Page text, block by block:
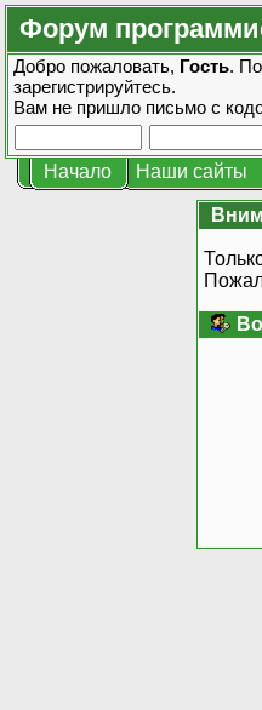
Форум
Добро пожаловать, Гость.
зарегистрируйтесь.
Вам не пришло письмо с
Начало Наши сайты